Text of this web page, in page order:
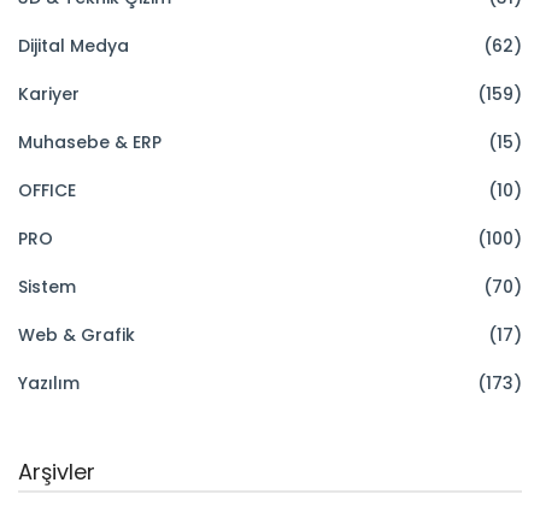
Dijital Medya
(62)
Kariyer
(159)
Muhasebe & ERP
(15)
OFFICE
(10)
PRO
(100)
Sistem
(70)
Web & Grafik
(17)
Yazılım
(173)
Arşivler